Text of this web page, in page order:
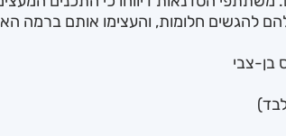
להגשים חלומות, והעצימו אותם ברמה
בן-צבי